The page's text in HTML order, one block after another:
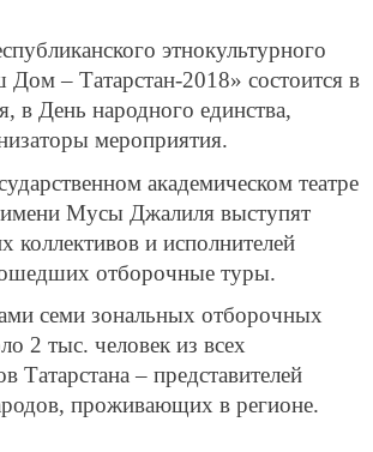
этнокультурного
Дом – Татарстан-2018» состоится в
в День народного единства,
мероприятия.
академическом театре
имени Мусы Джалиля выступят
коллективов и исполнителей
отборочные туры.
семи зональных отборочных
2 тыс. человек из всех
Татарстана – представителей
проживающих в регионе.